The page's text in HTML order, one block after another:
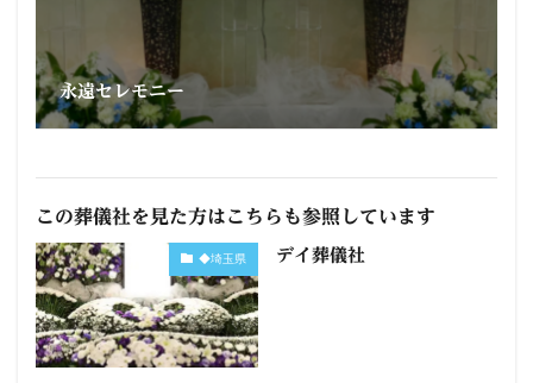
永遠セレモニー
この葬儀社を見た方はこちらも参照しています
◆埼玉県 デイ葬儀社